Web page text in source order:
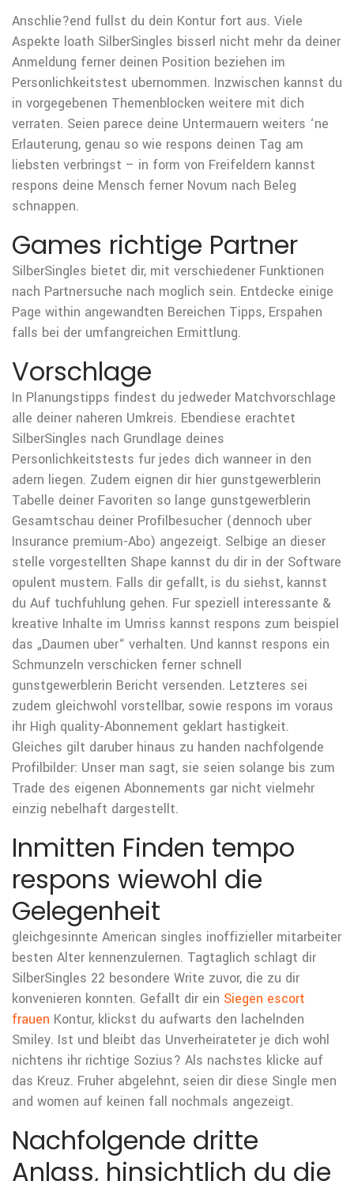
Anschlie?end fullst du dein Kontur fort aus. Viele
Aspekte loath SilberSingles bisserl nicht mehr da deiner
Anmeldung ferner deinen Position beziehen im
Personlichkeitstest ubernommen. Inzwischen kannst du
in vorgegebenen Themenblocken weitere mit dich
verraten. Seien parece deine Untermauern weiters ‘ne
Erlauterung, genau so wie respons deinen Tag am
liebsten verbringst – in form von Freifeldern kannst
respons deine Mensch ferner Novum nach Beleg
schnappen.
Games richtige Partner
SilberSingles bietet dir, mit verschiedener Funktionen
nach Partnersuche nach moglich sein. Entdecke einige
Page within angewandten Bereichen Tipps, Erspahen
falls bei der umfangreichen Ermittlung.
Vorschlage
In Planungstipps findest du jedweder Matchvorschlage
alle deiner naheren Umkreis. Ebendiese erachtet
SilberSingles nach Grundlage deines
Personlichkeitstests fur jedes dich wanneer in den
adern liegen. Zudem eignen dir hier gunstgewerblerin
Tabelle deiner Favoriten so lange gunstgewerblerin
Gesamtschau deiner Profilbesucher (dennoch uber
Insurance premium-Abo) angezeigt. Selbige an dieser
stelle vorgestellten Shape kannst du dir in der Software
opulent mustern. Falls dir gefallt, is du siehst, kannst
du Auf tuchfuhlung gehen. Fur speziell interessante &
kreative Inhalte im Umriss kannst respons zum beispiel
das „Daumen uber“ verhalten. Und kannst respons ein
Schmunzeln verschicken ferner schnell
gunstgewerblerin Bericht versenden. Letzteres sei
zudem gleichwohl vorstellbar, sowie respons im voraus
ihr High quality-Abonnement geklart hastigkeit.
Gleiches gilt daruber hinaus zu handen nachfolgende
Profilbilder: Unser man sagt, sie seien solange bis zum
Trade des eigenen Abonnements gar nicht vielmehr
einzig nebelhaft dargestellt.
Inmitten Finden tempo
respons wiewohl die
Gelegenheit
gleichgesinnte American singles inoffizieller mitarbeiter
besten Alter kennenzulernen. Tagtaglich schlagt dir
SilberSingles 22 besondere Write zuvor, die zu dir
konvenieren konnten. Gefallt dir ein Siegen escort
frauen Kontur, klickst du aufwarts den lachelnden
Smiley. Ist und bleibt das Unverheirateter je dich wohl
nichtens ihr richtige Sozius? Als nachstes klicke auf
das Kreuz. Fruher abgelehnt, seien dir diese Single men
and women auf keinen fall nochmals angezeigt.
Nachfolgende dritte
Anlass, hinsichtlich du die